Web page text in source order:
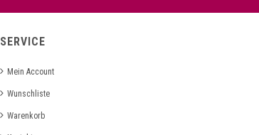
SERVICE
Mein Account
Wunschliste
Warenkorb